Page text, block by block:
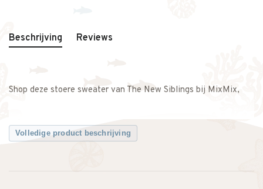
Beschrijving Reviews
Shop deze stoere sweater van The New Siblings bij MixMix,
Volledige product beschrijving